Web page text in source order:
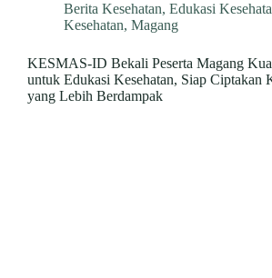
Berita Kesehatan, Edukasi
Kesehatan, Magang
KESMAS-ID Bekali Peserta Magang
untuk Edukasi Kesehatan, Siap Ciptakan
yang Lebih Berdampak